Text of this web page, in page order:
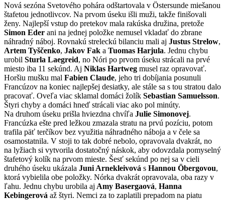
Nová sezóna Svetového pohára odštartovala v Östersunde miešanou
štafetou jednotlivcov. Na prvom úseku išli muži, takže finišovali
ženy. Najlepší vstup do pretekov mala rakúska družina, pretože
Simon Eder ani na jednej položke nemusel vkladať do zbrane
náhradný náboj. Rovnakú streleckú bilanciu mali aj Justus Strelow,
Artem Tyščenko, Jakov Fak a Tuomas Harjula. Jednu chybu
urobil Sturla Laegreid, no Nóri po prvom úseku strácali na prvé
miesto iba 11 sekúnd. Aj Niklas Hartweg musel raz opravovať.
Horšiu mušku mal Fabien Claude, jeho tri dobíjania posunuli
Francúzov na koniec najlepšej desiatky, ale stále sa s tou stratou dalo
pracovať. Oveľa viac sklamal domáci žolík Sebastian Samuelsson.
Štyri chyby a domáci hneď strácali viac ako pol minúty.
Na druhom úseku prišla hviezdna chvíľa Julie Simonovej.
Francúzka ešte pred ležkou zmazala stratu na prvú pozíciu, potom
trafila päť terčíkov bez využitia náhradného náboja a v čele sa
osamostatnila. V stoji to tak dobré nebolo, opravovala dvakrát, no
na lyžiach si vytvorila dostatočný náskok, aby odovzdala pomyselný
štafetový kolík na prvom mieste. Šesť sekúnd po nej sa v cieli
druhého úseku ukázala Juni Arnekleivová s Hannou Öbergovou,
ktorá vybielila obe položky. Nórka dvakrát opravovala, oba razy v
ľahu. Jednu chybu urobila aj Amy Basergaová, Hanna
Kebingerová až štyri. Nemci za to zaplatili prepadom na piatu